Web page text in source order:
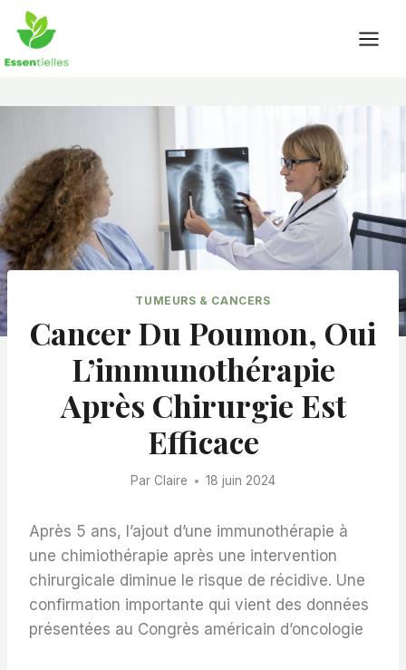
Skip
content
TUMEURS & CANCERS
Cancer Du Poumon, Oui
L’immunothérapie
Après Chirurgie Est
Efficace
Par Claire 18 juin 2024
Après 5 ans, l’ajout d’une immunothérapie à
une chimiothérapie après une intervention
chirurgicale diminue le risque de récidive. Une
confirmation importante qui vient des données
présentées au Congrès américain d’oncologie